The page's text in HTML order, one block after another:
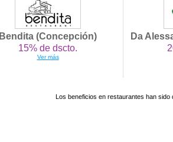
Bendita (Concepción)
15% de dscto.
Ver más
Da
Los beneficios en restaurantes han sido